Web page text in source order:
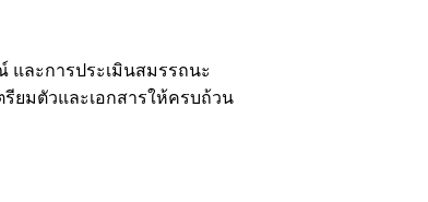
และการประเมินสมรรถนะ
รียมตัวและเอกสารให้ครบถ้วน